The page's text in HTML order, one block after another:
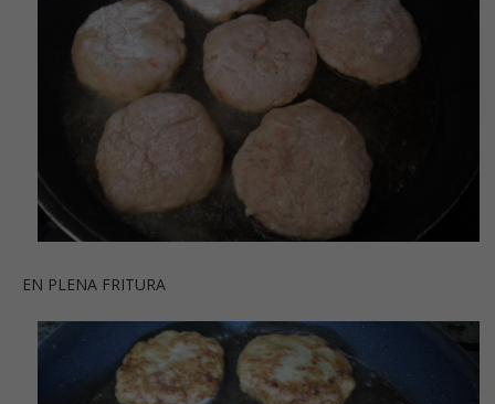
EN PLENA FRITURA